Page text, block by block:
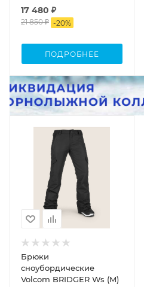
17 480 ₽
21 850 ₽ -20%
ПОДРОБНЕЕ
Брюки
сноубордические
Volcom BRIDGER Ws (M)